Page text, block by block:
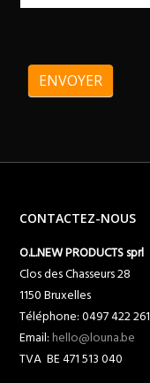
ENVOYER
CONTACTEZ-NOUS
O.L.NEW PRODUCTS sprl
Clos des Chasseurs 28
1150 Bruxelles
Téléphone: 0497 422 261
Email:hello@louna.be
TVA BE 471 513 040